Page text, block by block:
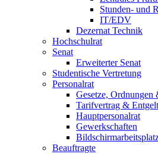
Stunden- und
IT/EDV
Dezernat Technik
Hochschulrat
Senat
Erweiterter Senat
Studentische Vertretung
Personalrat
Gesetze, Ordnungen
Tarifvertrag &
Hauptpersonalrat
Gewerkschaften
Beauftragte